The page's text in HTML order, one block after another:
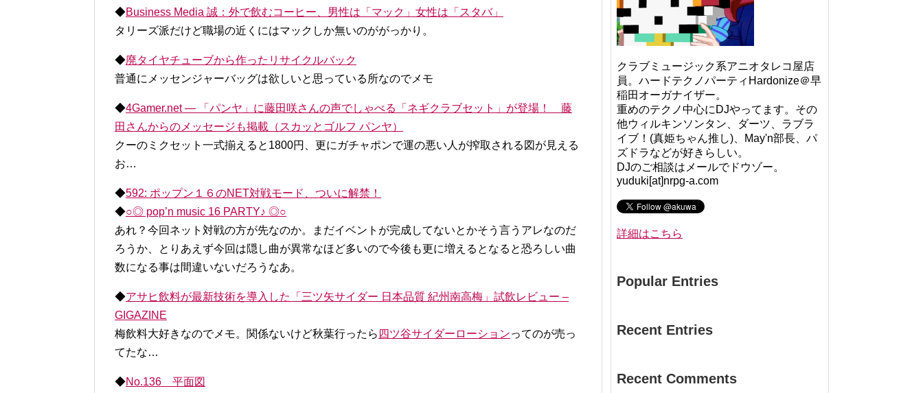
◆Business Media 誠：外で飲むコーヒー、男性は「マック」女性は「スタバ」
タリーズ派だけど職場の近くにはマックしか無いのががっかり。
◆廃タイヤチューブから作ったリサイクルバック
普通にメッセンジャーバッグは欲しいと思っている所なのでメモ
◆4Gamer.net ― 「パンヤ」に藤田咲さんの声でしゃべる「ネギクラブセット」が登場！ 藤
田さんからのメッセージも掲載（スカッとゴルフ パンヤ）
クーのミクセット一式揃えると1800円、更にガチャポンで運の悪い人が搾取される図が見える
お…
◆592: ポップン１６のNET対戦モード、ついに解禁！
◆○◎ pop’n music 16 PARTY♪ ◎○
あれ？今回ネット対戦の方が先なのか。まだイベントが完成してないとかそう言うアレなのだ
ろうか、とりあえず今回は隠し曲が異常なほど多いので今後も更に増えるとなると恐ろしい曲
数になる事は間違いないだろうなあ。
◆アサヒ飲料が最新技術を導入した「三ツ矢サイダー 日本品質 紀州南高梅」試飲レビュー –
GIGAZINE
梅飲料大好きなのでメモ。関係ないけど秋葉行ったら 四ツ谷サイダーローションってのが売っ
てたな…
◆No.136 平面図
クラブミュージック系アニオタレコ屋店
員。ハードテクノパーティHardonize＠早
稲田オーガナイザー。
重めのテクノ中心にDJやってます。その
他ウィルキンソンタン、ダーツ、ラブラ
イブ！(真姫ちゃん推し)、May'n部長、パ
ズドラなどが好きらしい。
DJのご相談はメールでドウゾー。
yuduki[at]nrpg-a.com
詳細はこちら
Popular Entries
Recent Entries
Recent Comments